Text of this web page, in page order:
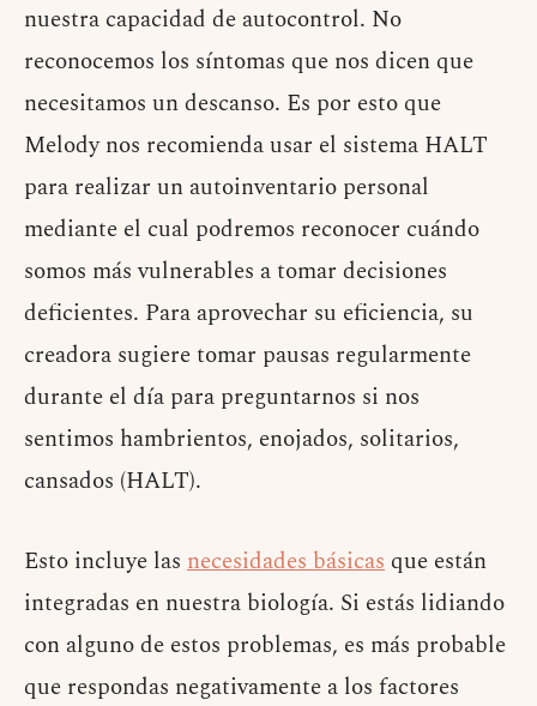
nuestra capacidad de autocontrol. No
reconocemos los síntomas que nos dicen que
necesitamos un descanso. Es por esto que
Melody nos recomienda usar el sistema HALT
para realizar un autoinventario personal
mediante el cual podremos reconocer cuándo
somos más vulnerables a tomar decisiones
deficientes. Para aprovechar su eficiencia, su
creadora sugiere tomar pausas regularmente
durante el día para preguntarnos si nos
sentimos hambrientos, enojados, solitarios,
cansados (HALT).
Esto incluye las necesidades básicas que están
integradas en nuestra biología. Si estás lidiando
con alguno de estos problemas, es más probable
que respondas negativamente a los factores